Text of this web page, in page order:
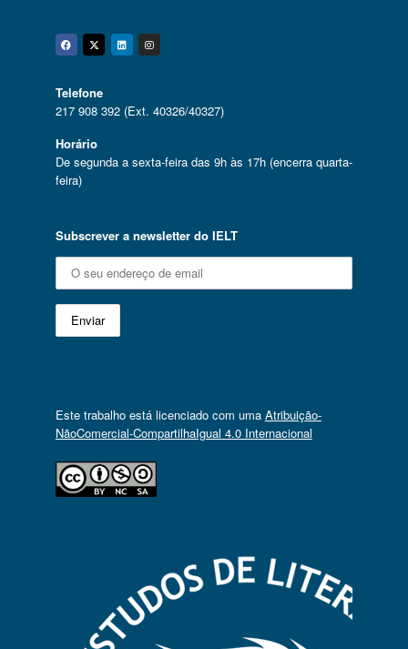
Facebook
Twitter
Linkedin
Instagram
Telefone
217 908 392 (Ext. 40326/40327)
Horário
De segunda a sexta-feira das 9h às 17h (encerra quarta-
feira)
Subscrever a newsletter do IELT
Este trabalho está licenciado com uma Atribuição-
NãoComercial-CompartilhaIgual 4.0 Internacional